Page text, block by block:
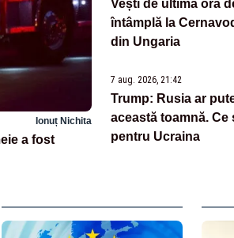
Ionuț Nichita
a fost
Vești de ultimă oră
întâmplă la
din Ungaria
7 aug. 2026, 21:42
Trump: Rusia ar
această toamnă.
pentru Ucraina